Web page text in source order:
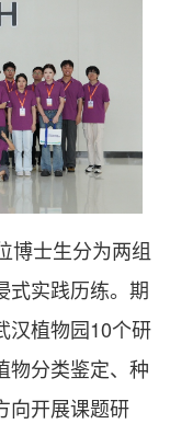
博士生分为两组
式实践历练。期
汉植物园10个研
物分类鉴定、种
向开展课题研